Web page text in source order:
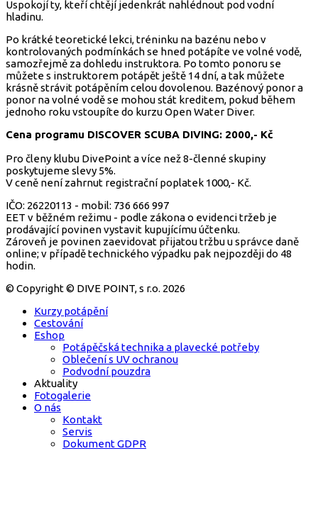
Uspokojí ty, kteří chtějí jedenkrát nahlédnout pod vodní
hladinu.
Po krátké teoretické lekci, tréninku na bazénu nebo v
kontrolovaných podmínkách se hned potápíte ve volné vodě,
samozřejmě za dohledu instruktora. Po tomto ponoru se
můžete s instruktorem potápět ještě 14 dní, a tak můžete
krásně strávit potápěním celou dovolenou. Bazénový ponor a
ponor na volné vodě se mohou stát kreditem, pokud během
jednoho roku vstoupíte do kurzu Open Water Diver.
Cena programu DISCOVER SCUBA DIVING: 2000,- Kč
Pro členy klubu DivePoint a více než 8-členné skupiny
poskytujeme slevy 5%.
V ceně není zahrnut registrační poplatek 1000,- Kč.
IČO: 26220113 - mobil: 736 666 997
EET v běžném režimu - podle zákona o evidenci tržeb je
prodávající povinen vystavit kupujícímu účtenku.
Zároveň je povinen zaevidovat přijatou tržbu u správce daně
online; v případě technického výpadku pak nejpozději do 48
hodin.
© Copyright © DIVE POINT, s r.o. 2026
Kurzy potápění
Cestování
Eshop
Potápěčská technika a plavecké potřeby
Oblečení s UV ochranou
Podvodní pouzdra
Aktuality
Fotogalerie
O nás
Kontakt
Servis
Dokument GDPR